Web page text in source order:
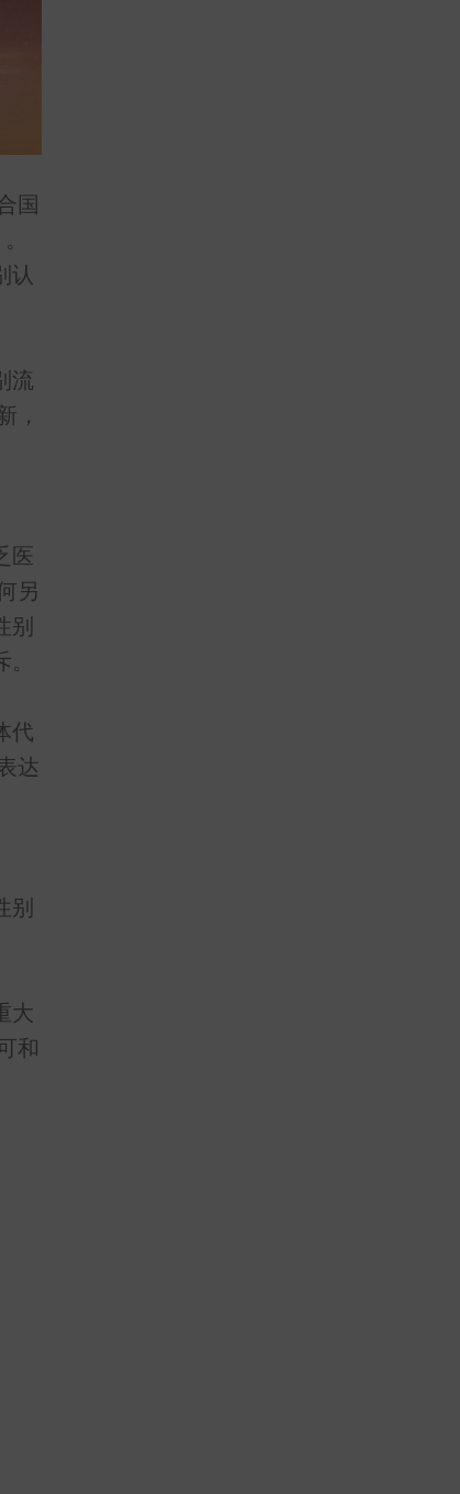
国
。
认
流
，
医
另
别
代
达
别
大
和